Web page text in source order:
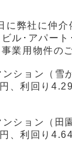
に弊社に仲介
ル･アパート
業用物件の
ション（雪
、利回り
ション（田
、利回り